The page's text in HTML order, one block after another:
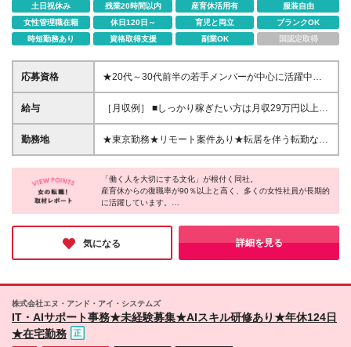
土日祝休み
残業20時間以内 産育休活用有
服装自由
女性管理職在籍
休日120日～ 育児と両立
ブランクOK
時短勤務あり
資格取得支援 副業OK 国認定取得
応募資格
★20代～30代前半の若手メンバーが中心に活躍中！
★未経験・第二新卒大歓迎！ ★学歴不問 ＜必須条件
＞ ■基本的なPCスキル（タイピングができるレベル
長ストーリーをご紹介】 ◎「英語は得意じゃなかっ
たけれど、勉強して使えるようになりたい！」という
ーニングなどを活用して日々勉強。 未経験からで
も、着実にステップアップできます♪ ◎「英語力には
自信あり！スキルを仕事に活かしたい」という先輩の
ら必要とされる存在となり、 自身の市場価値も高め
ています。
給与
［月収例］ ■しっかり稼ぎたい方は月収29万円以上を
狙える！ ⇒月収29万9,655円 (月給22万＋時間外手当
7万9655円) ■自分の時間を大切にしながら働きたい方
当＋賞与年2回 ［昇給・賞与］ ■昇給年1回（7月） ■
賞与年2回（6月・12月） ［各種手当］ ■交通費（3万
4,000円まで／月） ■時間外手当（全額支給） ■資格
└「通関士」など資格試験合格の場合…受験費用は全
額会社負担 「TOEIC(R)テスト」受験の場合…得点
に応じて手当を支給 ■扶養家族手当（配偶者1万円／
勤務地
★東京勤務★リモート案件あり★転居を伴う転勤なし
東京都内（中央区、千代田区、港区、品川区など）ま
たはの派遣先・請負事業所へ配属となります ■神田本
社／東京都千代田区神田美倉町2番地 三共美倉ビル
別館3階 ■新日本橋本社／東京都中央区日本橋本町4-
6-7 光洋ビル7階 複数路線が使えてアクセス抜群！
退社後のショッピングやディナーにも便利な立地です
♪ ※変更の範囲／上記を除く当社関連勤務地
「働く人を大切にする文化」が根付く同社。
産育休からの復職率が90％以上と高く、多くの女性社員が長期的
に活躍しています。
そんな実績から見えてきたのは制度の充実だけでなく、一人ひと
りのライフステージに寄り添う温かい社風。
「安心してキャリアを築ける」という社員の方の声にも納得で
す。
安定基盤のもとで長く働きたい方におすすめしたい企業です。
気になる 詳細を見る
株式会社エヌ・アンド・アイ・システムズ
IT・AIサポート事務★未経験募集★AIスキル研修あり★年休124日
★在宅勤務